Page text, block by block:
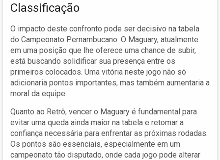
Classificação
O impacto deste confronto pode ser decisivo na tabela
do Campeonato Pernambucano. O Maguary, atualmente
em uma posição que lhe oferece uma chance de subir,
está buscando solidificar sua presença entre os
primeiros colocados. Uma vitória neste jogo não só
adicionaria pontos importantes, mas também aumentaria a
moral da equipe.
Quanto ao Retrô, vencer o Maguary é fundamental para
evitar uma queda ainda maior na tabela e retomar a
confiança necessária para enfrentar as próximas rodadas.
Os pontos são essenciais, especialmente em um
campeonato tão disputado, onde cada jogo pode alterar